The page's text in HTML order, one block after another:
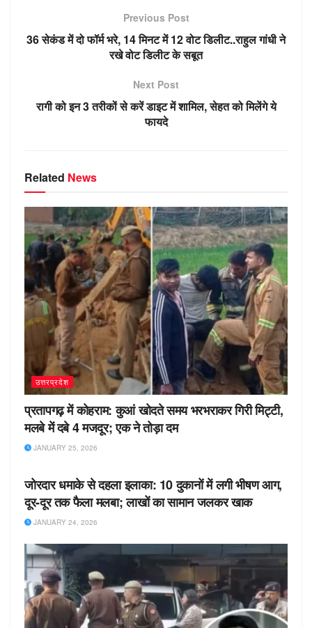
A a n
g
e
b
o
o
k
dI
n
r kl
ni
Previous Post
36 सेकंड में दो फॉर्म भरे, 14 मिनट में 12 वोट डिलीट..राहुल गांधी ने
रखे वोट डिलीट के सबूत
Next Post
रागी को इन 3 तरीकों से करें डाइट में शामिल, सेहत को मिलेंगे ये
फायदे
Related News
उत्तरप्रदेश
प्रतापगढ़ में कोहराम: कुआं खोदते समय भरभराकर गिरी मिट्टी,
मलबे में दबे 4 मजदूर; एक ने तोड़ा दम
JANUARY 25, 2026
जोरदार धमाके से दहला इलाका: 10 दुकानों में लगी भीषण आग,
दूर-दूर तक फैला मलबा; लाखों का सामान जलकर खाक
JANUARY 24, 2026